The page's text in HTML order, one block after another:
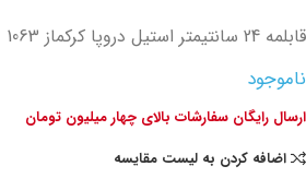
قابلمه 24 سانتیمتر استیل دروپا کرکماز 1063
ناموجود
ارسال رایگان سفارشات بالای چهار میلیون تومان
اضافه کردن به لیست مقایسه